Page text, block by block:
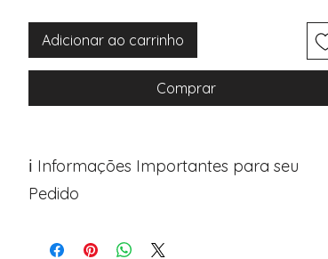
Adicionar ao carrinho
Comprar
ℹ️ Informações Importantes para seu
Pedido
Avance para a página de checkout (próximo passo